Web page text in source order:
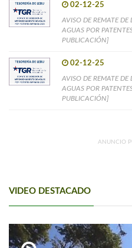
02-12-25
AVISO DE REMATE
AGUAS POR
PUBLICACIÓN]
02-12-25
AVISO DE REMATE
AGUAS POR
PUBLICACIÓN]
ANUNCIO
VIDEO DESTACADO